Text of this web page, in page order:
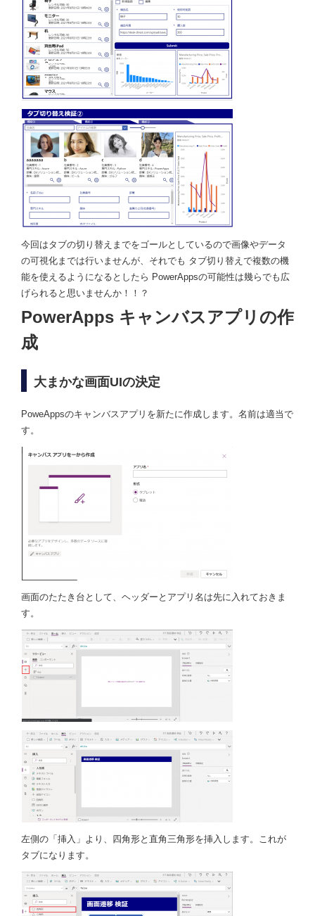
今回はタブの切り替えまでをゴールとしているので画像やデータ
の可視化までは行いませんが、それでも タブ切り替えで複数の機
能を使えるようになるとしたら PowerAppsの可能性は幾らでも広
げられると思いませんか！！？
PowerApps キャンバスアプリの作
成
大まかな画面UIの決定
PoweAppsのキャンバスアプリを新たに作成します。名前は適当で
す。
画面のたたき台として、ヘッダーとアプリ名は先に入れておきま
す。
左側の「挿入」より、四角形と直角三角形を挿入します。これが
タブになります。